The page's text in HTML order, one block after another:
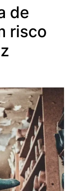
de
risco